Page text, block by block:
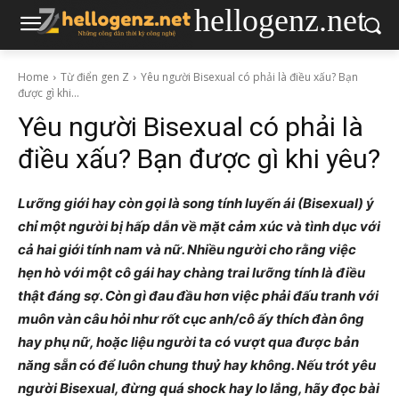
hellogenz.net
Home Từ điển gen Z
Yêu người Bisexual có phải là điều xấu? Bạn
được gì khi...
Yêu người Bisexual có phải là
điều xấu? Bạn được gì khi yêu?
Lưỡng giới hay còn gọi là song tính luyến ái (Bisexual) ý
chỉ một người bị hấp dẫn về mặt cảm xúc và tình dục với
cả hai giới tính nam và nữ. Nhiều người cho rằng việc
hẹn hò với một cô gái hay chàng trai lưỡng tính là điều
thật đáng sợ. Còn gì đau đầu hơn việc phải đấu tranh với
muôn vàn câu hỏi như rốt cục anh/cô ấy thích đàn ông
hay phụ nữ, hoặc liệu người ta có vượt qua được bản
năng sẵn có để luôn chung thuỷ hay không. Nếu trót yêu
người Bisexual, đừng quá shock hay lo lắng, hãy đọc bài